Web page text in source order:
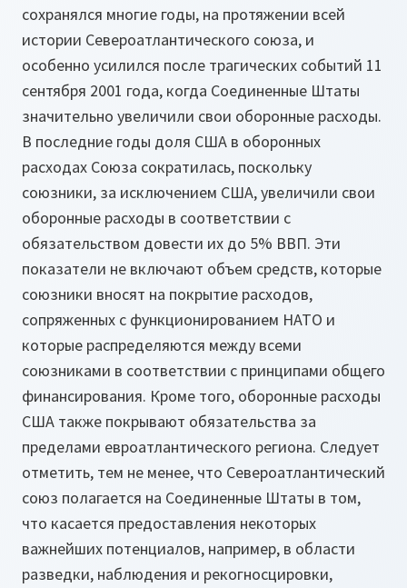
сохранялся многие годы, на протяжении всей
истории Североатлантического союза, и
особенно усилился после трагических событий 11
сентября 2001 года, когда Соединенные Штаты
значительно увеличили свои оборонные расходы.
В последние годы доля США в оборонных
расходах Союза сократилась, поскольку
союзники, за исключением США, увеличили свои
оборонные расходы в соответствии с
обязательством довести их до 5% ВВП. Эти
показатели не включают объем средств, которые
союзники вносят на покрытие расходов,
сопряженных с функционированием НАТО и
которые распределяются между всеми
союзниками в соответствии с принципами общего
финансирования. Кроме того, оборонные расходы
США также покрывают обязательства за
пределами евроатлантического региона. Следует
отметить, тем не менее, что Североатлантический
союз полагается на Соединенные Штаты в том,
что касается предоставления некоторых
важнейших потенциалов, например, в области
разведки, наблюдения и рекогносцировки,